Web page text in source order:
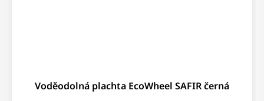
Voděodolná plachta EcoWheel SAFIR černá